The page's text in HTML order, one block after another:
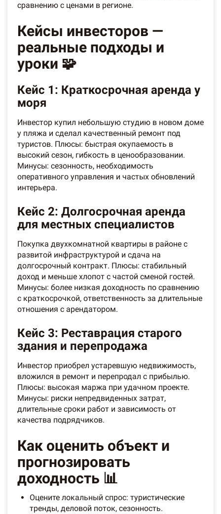
сравнению с ценами в регионе.
Кейсы инвесторов —
реальные подходы и
уроки 🧩
Кейс 1: Краткосрочная аренда у
моря
Инвестор купил небольшую студию в новом доме
у пляжа и сделал качественный ремонт под
туристов. Плюсы: быстрая окупаемость в
высокий сезон, гибкость в ценообразовании.
Минусы: сезонность, необходимость
оперативного управления и частых обновлений
интерьера.
Кейс 2: Долгосрочная аренда
для местных специалистов
Покупка двухкомнатной квартиры в районе с
развитой инфраструктурой и сдача на
долгосрочный контракт. Плюсы: стабильный
доход и меньше хлопот с частой сменой гостей.
Минусы: более низкая доходность по сравнению
с краткосрочкой, ответственность за длительные
отношения с арендатором.
Кейс 3: Реставрация старого
здания и перепродажа
Инвестор приобрел устаревшую недвижимость,
вложился в ремонт и перепродал с прибылью.
Плюсы: высокая маржа при удачном проекте.
Минусы: риски непредвиденных затрат,
длительные сроки работ и зависимость от
качества подрядчиков.
Как оценить объект и
прогнозировать
доходность 📊
Оцените локальный спрос: туристические
тренды, деловой поток, сезонность.